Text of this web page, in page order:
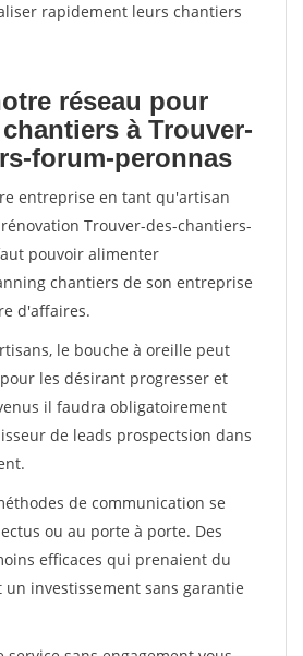
rapidement leurs chantiers
réseau pour
à Trouver-
forum-peronnas
entreprise en tant qu'artisan
Trouver-des-chantiers-
pouvoir alimenter
chantiers de son entreprise
d'affaires.
le bouche à oreille peut
les désirant progresser et
il faudra obligatoirement
de leads prospectsion dans
de communication se
ou au porte à porte. Des
efficaces qui prenaient du
investissement sans garantie